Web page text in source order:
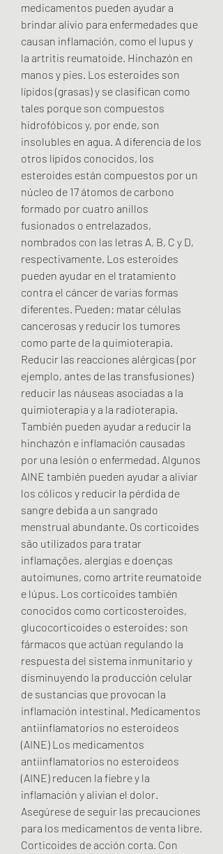
medicamentos pueden ayudar a
brindar alivio para enfermedades que
causan inflamación, como el lupus y
la artritis reumatoide. Hinchazón en
manos y pies. Los esteroides son
lípidos (grasas) y se clasifican como
tales porque son compuestos
hidrofóbicos y, por ende, son
insolubles en agua. A diferencia de los
otros lípidos conocidos, los
esteroides están compuestos por un
núcleo de 17 átomos de carbono
formado por cuatro anillos
fusionados o entrelazados,
nombrados con las letras A, B, C y D,
respectivamente. Los esteroides
pueden ayudar en el tratamiento
contra el cáncer de varias formas
diferentes. Pueden: matar células
cancerosas y reducir los tumores
como parte de la quimioterapia.
Reducir las reacciones alérgicas (por
ejemplo, antes de las transfusiones)
reducir las náuseas asociadas a la
quimioterapia y a la radioterapia.
También pueden ayudar a reducir la
hinchazón e inflamación causadas
por una lesión o enfermedad. Algunos
AINE también pueden ayudar a aliviar
los cólicos y reducir la pérdida de
sangre debida a un sangrado
menstrual abundante. Os corticoides
são utilizados para tratar
inflamações, alergias e doenças
autoimunes, como artrite reumatoide
e lúpus. Los corticoides también
conocidos como corticosteroides,
glucocorticoides o esteroides; son
fármacos que actúan regulando la
respuesta del sistema inmunitario y
disminuyendo la producción celular
de sustancias que provocan la
inflamación intestinal. Medicamentos
antiinflamatorios no esteroideos
(AINE) Los medicamentos
antiinflamatorios no esteroideos
(AINE) reducen la fiebre y la
inflamación y alivian el dolor.
Asegúrese de seguir las precauciones
para los medicamentos de venta libre.
Corticoides de acción corta. Con